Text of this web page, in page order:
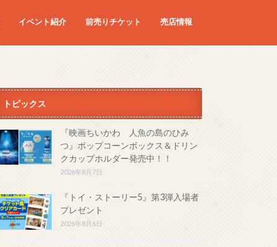
イベント紹介 前売りチケット 売店情報
トピックス
『映画ちいかわ 人魚の島のひみ
つ』ポップコーンボックス＆ドリン
クカップホルダー発売中！！
2026年8月7日
『トイ・ストーリー5』第3弾入場者
プレゼント
2026年8月6日